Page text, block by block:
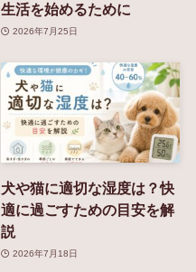
生活を始めるために
2026年7月25日
犬や猫に適切な湿度は？快
適に過ごすための目安を解
説
2026年7月18日